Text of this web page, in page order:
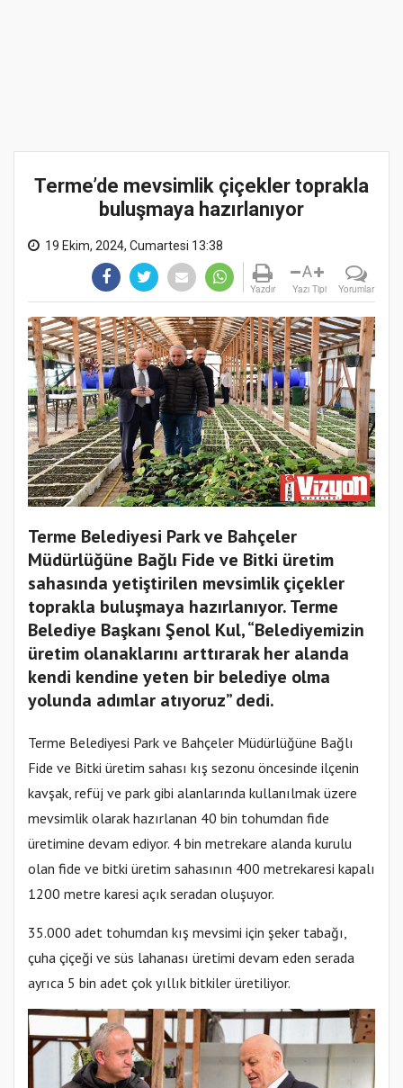
Terme’de mevsimlik çiçekler toprakla
buluşmaya hazırlanıyor
19 Ekim, 2024, Cumartesi 13:38
Yazdır
A
Yazı Tipi Yorumlar
Terme Belediyesi Park ve Bahçeler
Müdürlüğüne Bağlı Fide ve Bitki üretim
sahasında yetiştirilen mevsimlik çiçekler
toprakla buluşmaya hazırlanıyor. Terme
Belediye Başkanı Şenol Kul, “Belediyemizin
üretim olanaklarını arttırarak her alanda
kendi kendine yeten bir belediye olma
yolunda adımlar atıyoruz” dedi.
Terme Belediyesi Park ve Bahçeler Müdürlüğüne Bağlı
Fide ve Bitki üretim sahası kış sezonu öncesinde ilçenin
kavşak, refüj ve park gibi alanlarında kullanılmak üzere
mevsimlik olarak hazırlanan 40 bin tohumdan fide
üretimine devam ediyor. 4 bin metrekare alanda kurulu
olan fide ve bitki üretim sahasının 400 metrekaresi kapalı
1200 metre karesi açık seradan oluşuyor.
35.000 adet tohumdan kış mevsimi için şeker tabağı,
çuha çiçeği ve süs lahanası üretimi devam eden serada
ayrıca 5 bin adet çok yıllık bitkiler üretiliyor.